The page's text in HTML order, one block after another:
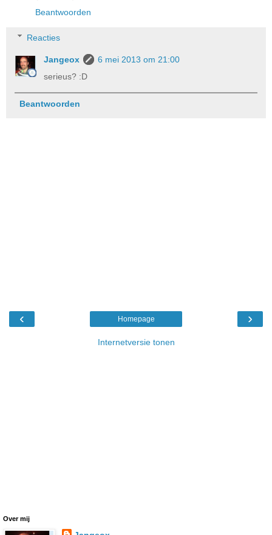
Beantwoorden
Reacties
Jangeox
6 mei 2013 om 21:00
serieus? :D
Beantwoorden
‹ ›
Homepage
Internetversie tonen
Over mij